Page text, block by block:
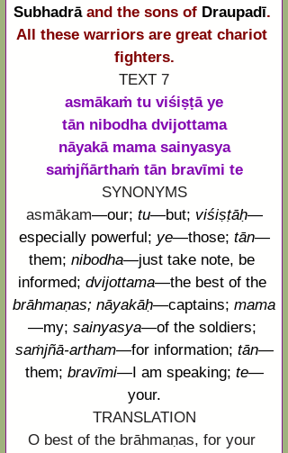
Subhadrā and the sons of Draupadī.
All these warriors are great chariot
fighters.
TEXT 7
asmākaṁ tu viśiṣṭā ye
tān nibodha dvijottama
nāyakā mama sainyasya
saṁjñārthaṁ tān bravīmi te
SYNONYMS
asmākam—our; tu—but; viśiṣṭāḥ—
especially powerful; ye—those; tān—
them; nibodha—just take note, be
informed; dvijottama—the best of the
brāhmaṇas; nāyakāḥ—captains; mama
—my; sainyasya—of the soldiers;
saṁjñā-artham—for information; tān—
them; bravīmi—I am speaking; te—
your.
TRANSLATION
O best of the brāhmaṇas, for your